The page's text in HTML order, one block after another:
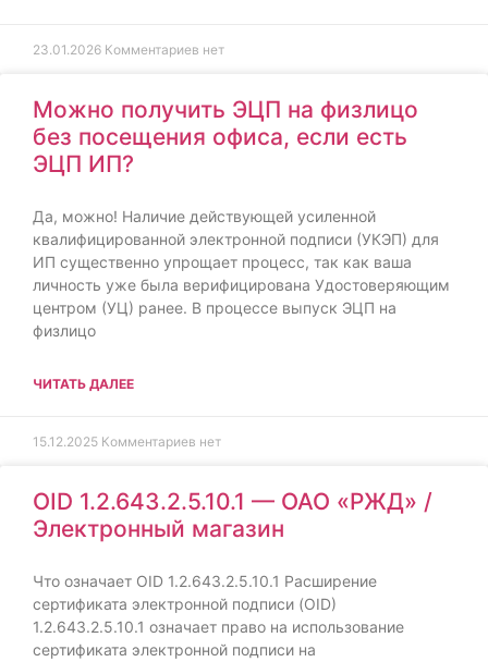
23.01.2026 Комментариев нет
Можно получить ЭЦП на физлицо
без посещения офиса, если есть
ЭЦП ИП?
Да, можно! Наличие действующей усиленной
квалифицированной электронной подписи (УКЭП) для
ИП существенно упрощает процесс, так как ваша
личность уже была верифицирована Удостоверяющим
центром (УЦ) ранее. В процессе выпуск ЭЦП на
физлицо
ЧИТАТЬ ДАЛЕЕ
15.12.2025 Комментариев нет
OID 1.2.643.2.5.10.1 — ОАО «РЖД» /
Электронный магазин
Что означает OID 1.2.643.2.5.10.1 Расширение
сертификата электронной подписи (OID)
1.2.643.2.5.10.1 означает право на использование
сертификата электронной подписи на